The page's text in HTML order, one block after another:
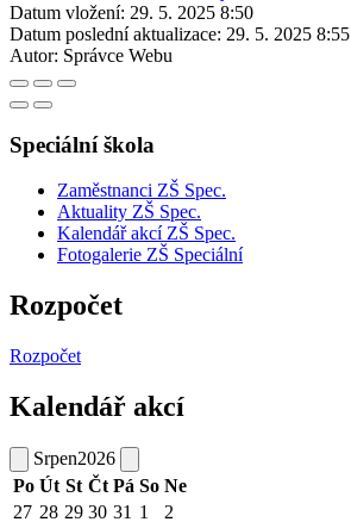
Datum vložení: 29. 5. 2025 8:50
Datum poslední aktualizace: 29. 5. 2025 8:55
Autor: Správce Webu
Speciální škola
Zaměstnanci ZŠ Spec.
Aktuality ZŠ Spec.
Kalendář akcí ZŠ Spec.
Fotogalerie ZŠ Speciální
Rozpočet
Rozpočet
Kalendář akcí
Srpen2026
Po Út St Čt Pá So Ne
27 28 29 30 31 1 2